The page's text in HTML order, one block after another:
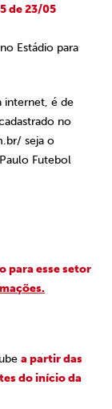
de 23/05
Estádio para
internet, é de
no
seja o
Futebol
para esse setor
a partir das
do início da